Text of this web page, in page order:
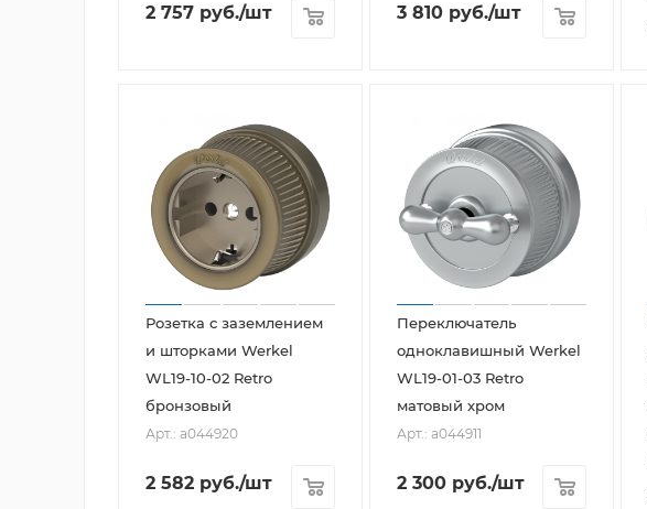
2 757 руб./шт 3 810 руб./шт
Розетка с заземлением
и шторками Werkel
WL19-10-02 Retro
бронзовый
Арт.: a044920
2 582 руб./шт
Переключатель
одноклавишный Werkel
WL19-01-03 Retro
матовый хром
Арт.: a044911
2 300 руб./шт